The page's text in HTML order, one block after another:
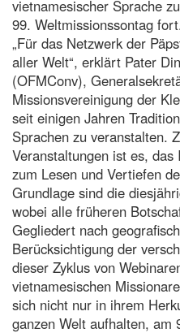
vietnamesischer Sprache
99. Weltmissionssontag
„Für das Netzwerk der
aller Welt“, erklärt Pater
(OFMConv),
Missionsvereinigung der
seit einigen Jahren
Sprachen zu veranstalten.
Veranstaltungen ist es,
zum Lesen und Vertiefen
Grundlage sind die
wobei alle früheren
Gegliedert nach
Berücksichtigung der
dieser Zyklus von
vietnamesischen
sich nicht nur in ihrem
ganzen Welt aufhalten, am